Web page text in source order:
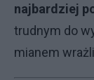
najbardziej
trudnym do
mianem